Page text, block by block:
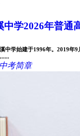
中学2026年普通
中学始建于1996年。2019年
考简章